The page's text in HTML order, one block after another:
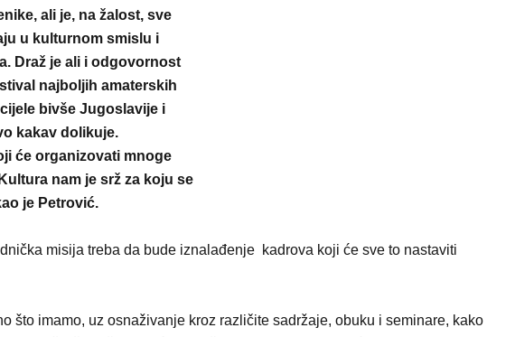
ali je, na žalost, sve
u kulturnom smislu i
Draž je ali i odgovornost
najboljih amaterskih
bivše Jugoslavije i
kakav dolikuje.
će organizovati mnoge
nam je srž za koju se
je Petrović.
misija treba da bude iznalađenje kadrova koji će sve to nastaviti
što imamo, uz osnaživanje kroz različite sadržaje, obuku i seminare, kako